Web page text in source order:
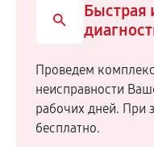
Быстрая
Проведем
неисправности
рабочих дней. При
бесплатно.